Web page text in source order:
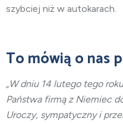
szybciej niż w autokarach.
To mówią o nas
„W dniu 14 lutego tego
Państwa firmą z Niemiec
Uroczy, sympatyczny i